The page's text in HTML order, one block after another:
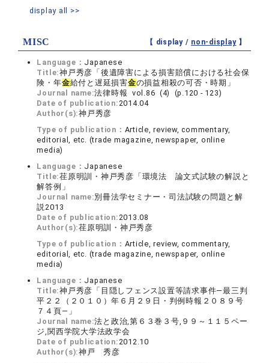
display all >>
MISC 【 display / non-display】
Language： Japanese
Title:神戸秀彦「後遺障害による損害賠償における社会保
険・年金給付と遅延損害金の損益相殺の可否・時期」
Journal name:法律時報 vol.86 (4) (p.120 - 123)
Date of publication:2014.04
Author(s):神戸秀彦
Type of publication： Article, review, commentary,
editorial, etc. (trade magazine, newspaper, online
media)
Language： Japanese
Title:荏原明訓・神戸秀彦「環境法 論文式試験の解説と
解答例」
Journal name:別冊法学セミナー・司法試験の問題と解
説2013
Date of publication:2013.08
Author(s):荏原明訓・神戸秀彦
Type of publication： Article, review, commentary,
editorial, etc. (trade magazine, newspaper, online
media)
Language： Japanese
Title:神戸秀彦「目隠しフェンス設置等請求事件―最三判
平２２（２０１０）年６月２９日・判例時報２０８９号
７４頁―」
Journal name:法と政治,第６３巻３号,９９～１１５ペー
ジ,関西学院大学法政学会
Date of publication:2012.10
Author(s):神戸 秀彦